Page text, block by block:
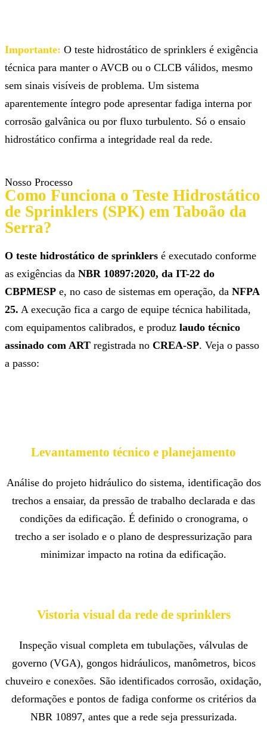
Importante: O teste hidrostático de sprinklers é exigência
técnica para manter o AVCB ou o CLCB válidos, mesmo
sem sinais visíveis de problema. Um sistema
aparentemente íntegro pode apresentar fadiga interna por
corrosão galvânica ou por fluxo turbulento. Só o ensaio
hidrostático confirma a integridade real da rede.
Nosso Processo
Como Funciona o Teste Hidrostático
de Sprinklers (SPK) em Taboão da
Serra?
O teste hidrostático de sprinklers é executado conforme
as exigências da NBR 10897:2020, da IT-22 do
CBPMESP e, no caso de sistemas em operação, da NFPA
25. A execução fica a cargo de equipe técnica habilitada,
com equipamentos calibrados, e produz laudo técnico
assinado com ART registrada no CREA-SP. Veja o passo
a passo:
Levantamento técnico e planejamento
Análise do projeto hidráulico do sistema, identificação dos
trechos a ensaiar, da pressão de trabalho declarada e das
condições da edificação. É definido o cronograma, o
trecho a ser isolado e o plano de despressurização para
minimizar impacto na rotina da edificação.
Vistoria visual da rede de sprinklers
Inspeção visual completa em tubulações, válvulas de
governo (VGA), gongos hidráulicos, manômetros, bicos
chuveiro e conexões. São identificados corrosão, oxidação,
deformações e pontos de fadiga conforme os critérios da
NBR 10897, antes que a rede seja pressurizada.